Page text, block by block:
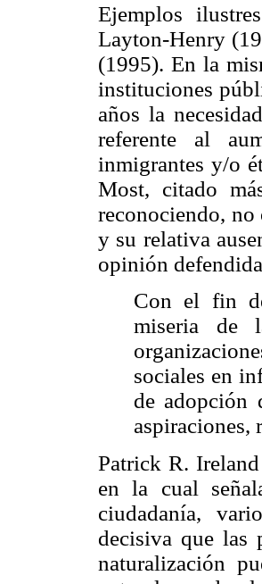
Ejemplos
Layton-Henry
(1995). En la
instituciones
años la
referente al
inmigrantes y/o
Most, citado
reconociendo, no
y su relativa
opinión
Con el fin
miseria de
sociales en
de adopción
aspiraciones,
Patrick R.
en la cual
ciudadanía,
decisiva que las
naturalización